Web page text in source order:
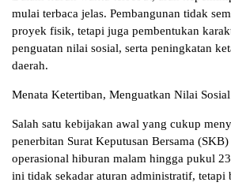
mulai terbaca jelas. Pembangunan tidak
proyek fisik, tetapi juga pembentukan
penguatan nilai sosial, serta peningkatan
daerah.
Menata Ketertiban, Menguatkan Nilai Sosial
Salah satu kebijakan awal yang cukup
penerbitan Surat Keputusan Bersama (SKB)
operasional hiburan malam hingga pukul
ini tidak sekadar aturan administratif, tetapi